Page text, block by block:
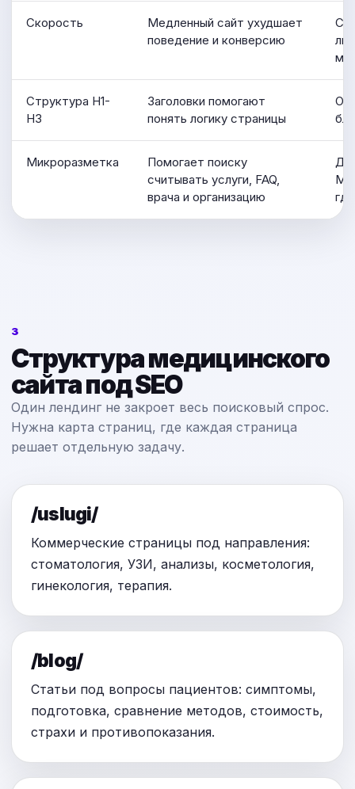
Скорость
Медленный сайт ухудшает
поведение и конверсию
Структура H1-
H3
Заголовки помогают
понять логику страницы
Микроразметка
Помогает поиску
считывать услуги, FAQ,
врача и организацию
3
Структура медицинского
сайта под SEO
Один лендинг не закроет весь поисковый спрос.
Нужна карта страниц, где каждая страница
решает отдельную задачу.
/uslugi/
Коммерческие страницы под направления:
стоматология, УЗИ, анализы, косметология,
гинекология, терапия.
/blog/
Статьи под вопросы пациентов: симптомы,
подготовка, сравнение методов, стоимость,
страхи и противопоказания.